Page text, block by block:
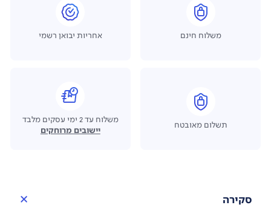
משלוח חינם אחריות יבואן רשמי
תשלום מאובטח
משלוח עד 2 ימי עסקים מלבד
יישובים מרוחקים
סקירה